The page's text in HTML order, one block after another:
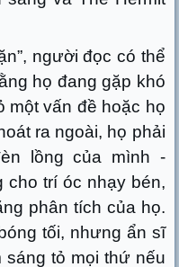
người đọc có thể
họ đang gặp khó
một vấn đề hoặc họ
ra ngoài, họ phải
lồng của mình -
cho trí óc nhạy bén,
phân tích của họ.
tối, nhưng ẩn sĩ
tỏ mọi thứ nếu